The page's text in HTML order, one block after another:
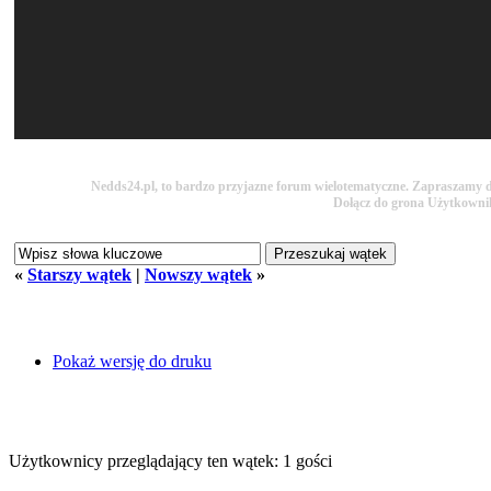
Nedds24.pl, to bardzo przyjazne forum wielotematyczne.
Dołącz do grona
« Starszy wątek | Nowszy wątek »
Pokaż wersję do druku
Użytkownicy przeglądający ten wątek: 1 gości